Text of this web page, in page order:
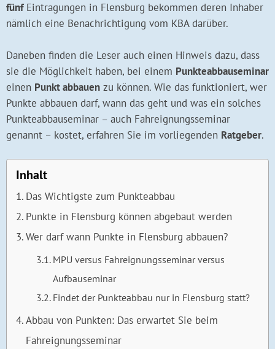
fünfEintragungen in Flensburg bekommen deren Inhaber
nämlich eine Benachrichtigung vom KBA darüber.
Daneben finden die Leser auch einen Hinweis dazu, dass
sie die Möglichkeit haben, bei einem Punkteabbauseminar
einen Punkt abbauen zu können. Wie das funktioniert, wer
Punkte abbauen darf, wann das geht und was ein solches
Punkteabbauseminar – auch Fahreignungsseminar
genannt – kostet, erfahren Sie im vorliegenden Ratgeber.
Inhalt
Das Wichtigste zum Punkteabbau
Punkte in Flensburg können abgebaut werden
Wer darf wann Punkte in Flensburg abbauen?
MPU versus Fahreignungsseminar versus
Aufbauseminar
Findet der Punkteabbau nur in Flensburg statt?
Abbau von Punkten: Das erwartet Sie beim
Fahreignungsseminar